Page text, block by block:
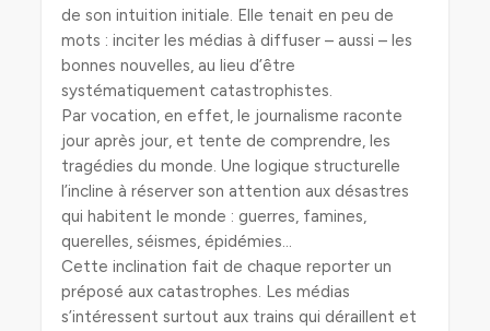
de son intuition initiale. Elle tenait en peu de
mots : inciter les médias à diffuser – aussi – les
bonnes nouvelles, au lieu d’être
systématiquement catastrophistes.
Par vocation, en effet, le journalisme raconte
jour après jour, et tente de comprendre, les
tragédies du monde. Une logique structurelle
l’incline à réserver son attention aux désastres
qui habitent le monde : guerres, famines,
querelles, séismes, épidémies…
Cette inclination fait de chaque reporter un
préposé aux catastrophes. Les médias
s’intéressent surtout aux trains qui déraillent et